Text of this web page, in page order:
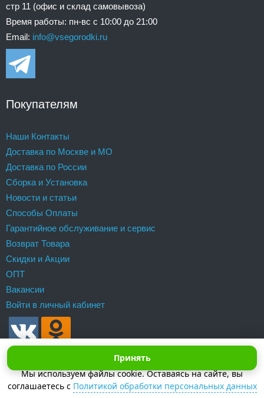
стр 11 (офис и склад самовывоза)
Время работы: пн-вс с 10:00 до 21:00
Email: info@vsegorodki.ru
Покупателям
Наши Контакты
Доставка по Москве и МО
Доставка по России
Сборка и Установка
Новости и статьи
Способы Оплаты
Гарантийное обслуживание и сервис
Возврат Товара
Скидки и Акции
ОПТ
Вакансии
Войти в личный кабинет
Мы используем файлы cookie. Оставаясь на сайте, вы
соглашаетесь с Политикой обработки персональных данных
Принять